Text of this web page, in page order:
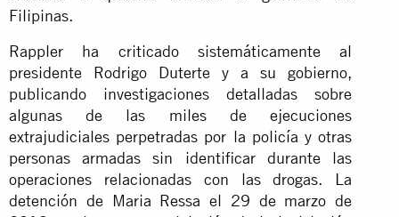
Filipinas.
Rappler ha criticado sistemáticamente al
presidente Rodrigo Duterte y a su gobierno,
publicando investigaciones detalladas sobre
algunas de las miles de ejecuciones
extrajudiciales perpetradas por la policía y otras
personas armadas sin identificar durante las
operaciones relacionadas con las drogas. La
detención de Maria Ressa el 29 de marzo de